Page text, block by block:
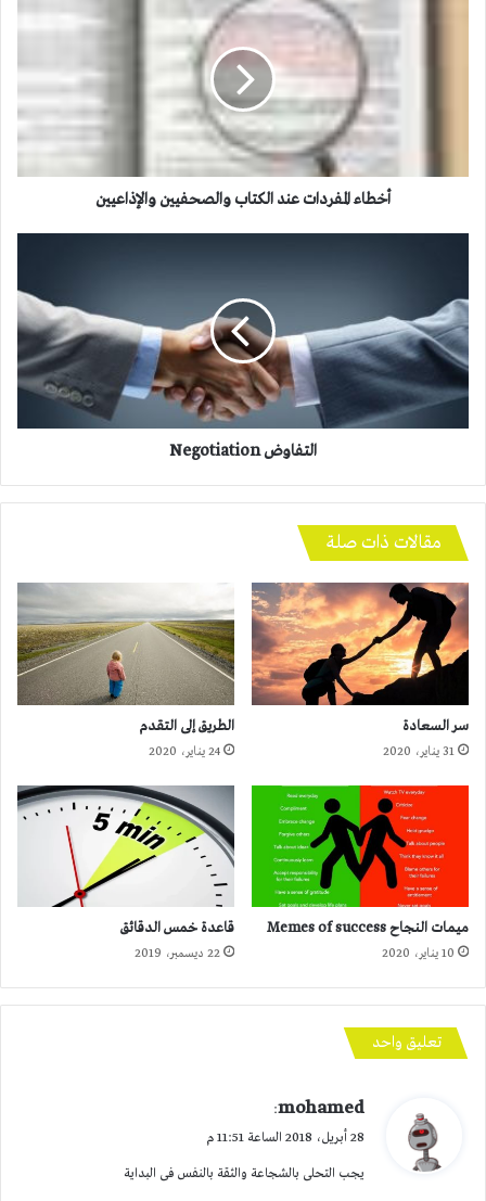
أخطاء المفردات عند الكتاب والصحفيين والإذاعيين
التفاوض Negotiation
مقالات ذات صلة
سر السعادة
31 يناير، 2020
الطريق إلى التقدم
24 يناير، 2020
ميمات النجاح Memes of success
10 يناير، 2020
قاعدة خمس الدقائق
22 ديسمبر، 2019
تعليق واحد
ي
ق
ل
mohamed
:
28 أبريل، 2018 الساعة 11:51 م
يجب التحلى بالشجاعة والثقة بالنفس فى البداية